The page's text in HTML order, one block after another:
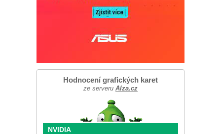
Hodnocení grafických karet
ze serveru Alza.cz
NVIDIA